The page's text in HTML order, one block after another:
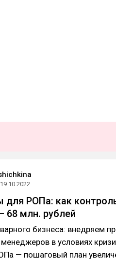
19.10.2022
для РОПа: как
68 млн. рублей
бизнеса: внедряем
в условиях
— пошаговый план